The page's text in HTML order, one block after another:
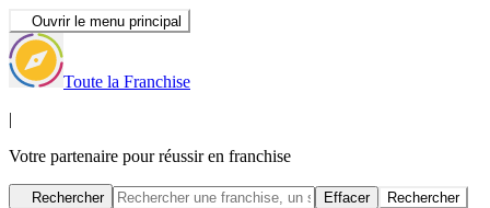
Ouvrir le menu principal
Toute la Franchise
|
Votre partenaire pour réussir en franchise
Rechercher Effacer Rechercher